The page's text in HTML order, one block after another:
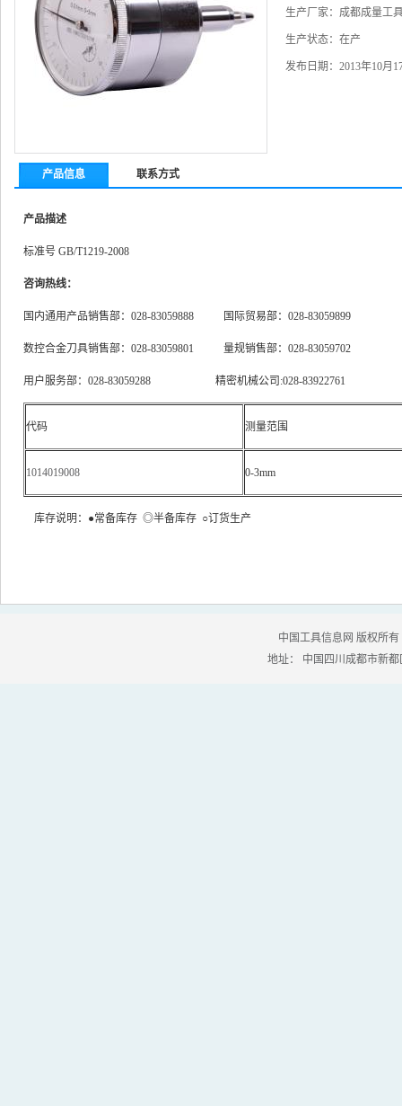
生产厂家：成都成量工
生产状态：在产
发布日期：2013年10月
产品信息 联系方式
产品描述
标准号 GB/T1219-2008
咨询热线：
国内通用产品销售部：028-83059888 国际贸易部：028-83059899
数控合金刀具销售部：028-83059801 量规销售部：028-83059702
用户服务部：028-83059288 精密机械公司:028-83922761
代码 测量范围
1014019008 0-3mm
库存说明：●常备库存 ◎半备库存 ○订货生产
中国工具信息网 版权所
地址： 中国四川成都市新都